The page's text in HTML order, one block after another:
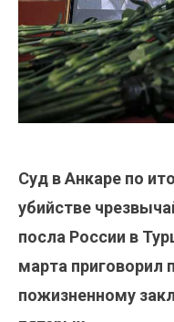
Суд в Анкаре по
убийстве
посла России в
марта приговорил
пожизненному